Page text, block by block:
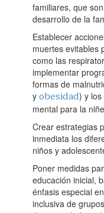
familiares, que
desarrollo de la
Establecer
muertes evitables
como las
implementar
formas de
y obesidad) y
mental para la
Crear estrategias
inmediata los
niños y
Poner medidas
educación inicial,
énfasis especial
inclusiva de